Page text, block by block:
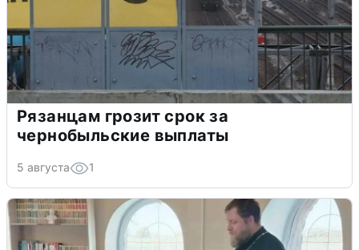
Рязанцам грозит срок за
чернобыльские выплаты
5 августа 1